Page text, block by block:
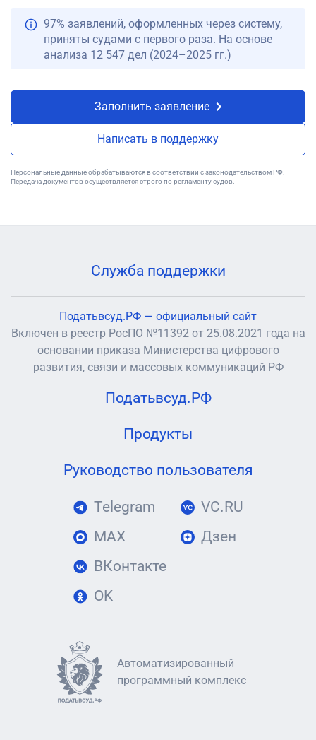
97% заявлений, оформленных через систему,
приняты судами с первого раза. На основе
анализа 12 547 дел (2024–2025 гг.)
Заполнить заявление
Написать в поддержку
Персональные данные обрабатываются в соответствии с законодательством РФ.
Передача документов осуществляется строго по регламенту судов.
Служба поддержки
Податьвсуд.РФ — официальный сайт
Включен в реестр РосПО №11392 от 25.08.2021 года на
основании приказа Министерства цифрового
развития, связи и массовых коммуникаций РФ
Податьвсуд.РФ
Продукты
Руководство пользователя
Telegram
MAX
ВКонтакте
OK
VC.RU
Дзен
Автоматизированный
программный комплекс